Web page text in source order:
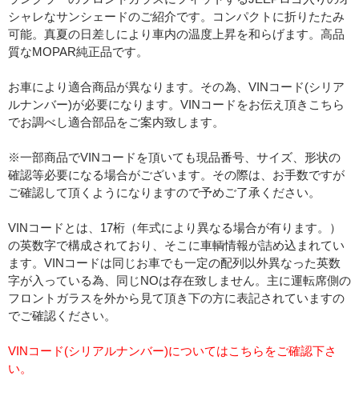
シャレなサンシェードのご紹介です。コンパクトに折りたたみ
可能。真夏の日差しにより車内の温度上昇を和らげます。高品
質なMOPAR純正品です。
お車により適合商品が異なります。その為、VINコード(シリア
ルナンバー)が必要になります。VINコードをお伝え頂きこちら
でお調べし適合部品をご案内致します。
※一部商品でVINコードを頂いても現品番号、サイズ、形状の
確認等必要になる場合がございます。その際は、お手数ですが
ご確認して頂くようになりますので予めご了承ください。
VINコードとは、17桁（年式により異なる場合が有ります。）
の英数字で構成されており、そこに車輌情報が詰め込まれてい
ます。VINコードは同じお車でも一定の配列以外異なった英数
字が入っている為、同じNOは存在致しません。主に運転席側の
フロントガラスを外から見て頂き下の方に表記されていますの
でご確認ください。
VINコード(シリアルナンバー)についてはこちらをご確認下さ
い。